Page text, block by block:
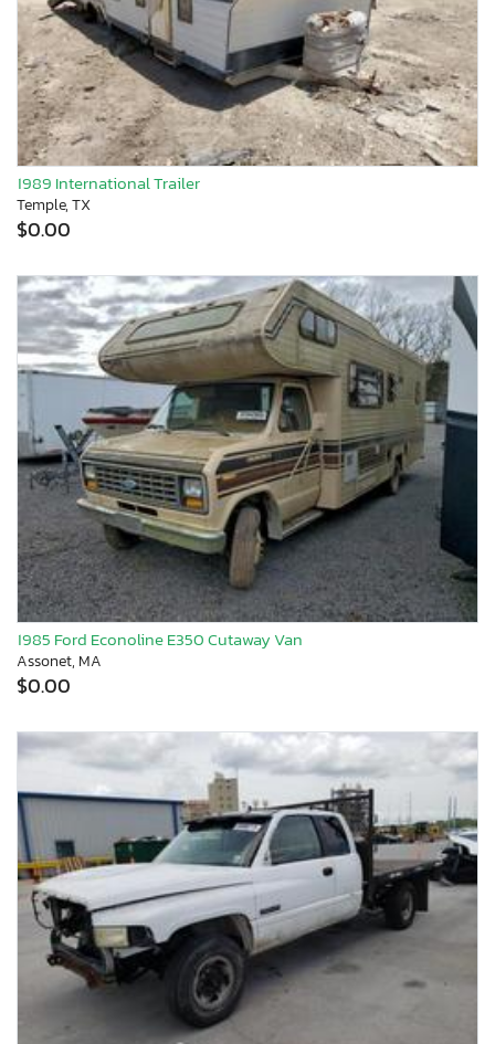
1989 International Trailer
Temple, TX
$0.00
1985 Ford Econoline E350 Cutaway Van
Assonet, MA
$0.00